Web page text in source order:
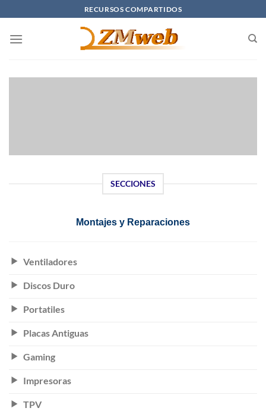
al
contenido
RECURSOS COMPARTIDOS
SECCIONES
Montajes y Reparaciones
Ventiladores
Discos Duro
Portatiles
Placas Antiguas
Gaming
Impresoras
TPV